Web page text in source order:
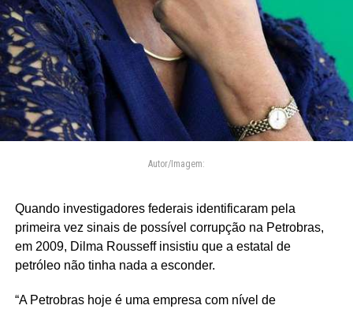
Autor/Imagem:
Quando investigadores federais identificaram pela
primeira vez sinais de possível corrupção na Petrobras,
em 2009, Dilma Rousseff insistiu que a estatal de
petróleo não tinha nada a esconder.
“A Petrobras hoje é uma empresa com nível de